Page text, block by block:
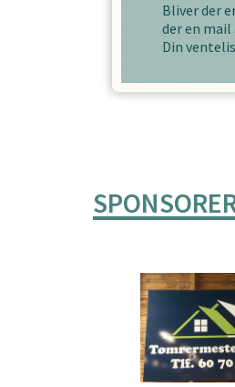
Bliver der
der en
Din